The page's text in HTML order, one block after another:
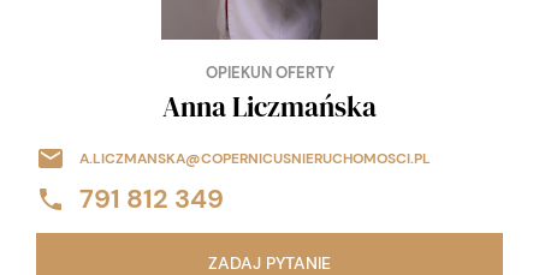
OPIEKUN OFERTY
Anna Liczmańska
A.LICZMANSKA@COPERNICUSNIERUCHOMOSCI.PL
791 812 349
ZADAJ PYTANIE